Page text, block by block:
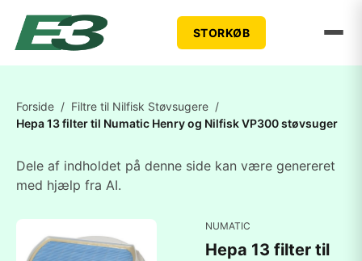
STORKØB
Forside / Filtre til Nilfisk Støvsugere /
Hepa 13 filter til Numatic Henry og Nilfisk VP300 støvsuger
Dele af indholdet på denne side kan være genereret
med hjælp fra AI.
NUMATIC
Hepa 13 filter til